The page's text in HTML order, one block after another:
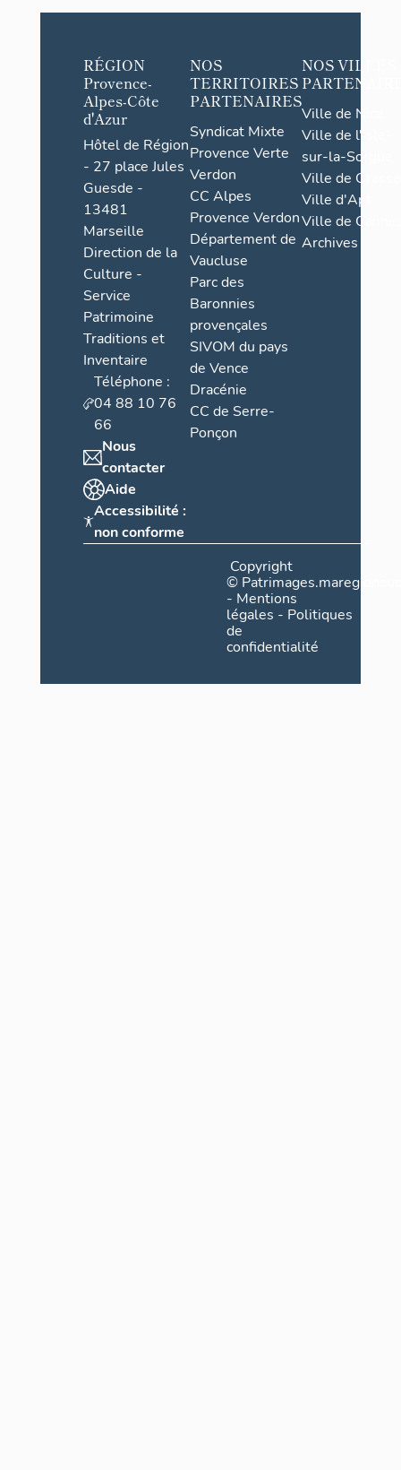
RÉGION
Provence-
Alpes-Côte
d'Azur
Hôtel de Région
- 27 place Jules
Guesde -
13481
Marseille
Direction de la
Culture -
Service
Patrimoine
Traditions et
Inventaire
Téléphone :
04 88 10 76
66
Nous
contacter
Aide
Accessibilité :
non conforme
NOS
TERRITOIRES
PARTENAIRES
Syndicat Mixte
Provence Verte
Verdon
CC Alpes
Provence Verdon
Département de
Vaucluse
Parc des
Baronnies
provençales
SIVOM du pays
de Vence
Dracénie
CC de Serre-
Ponçon
NOS VILLES
Ville de Nice
Ville de l'Isle-
sur-la-Sorgue
Ville de Grasse
Ville d'Apt
Ville de
Archives
Copyright
©
- Mentions
légales - Politiques
de
confidentialité